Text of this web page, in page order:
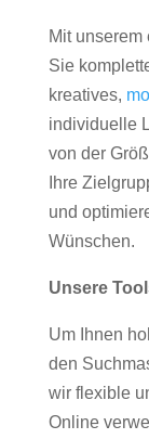
Mit unserem
Sie
kreatives,
individuelle
von der
Ihre
und
Wünschen.
Unsere
Um Ihnen
den
wir flexible
Online